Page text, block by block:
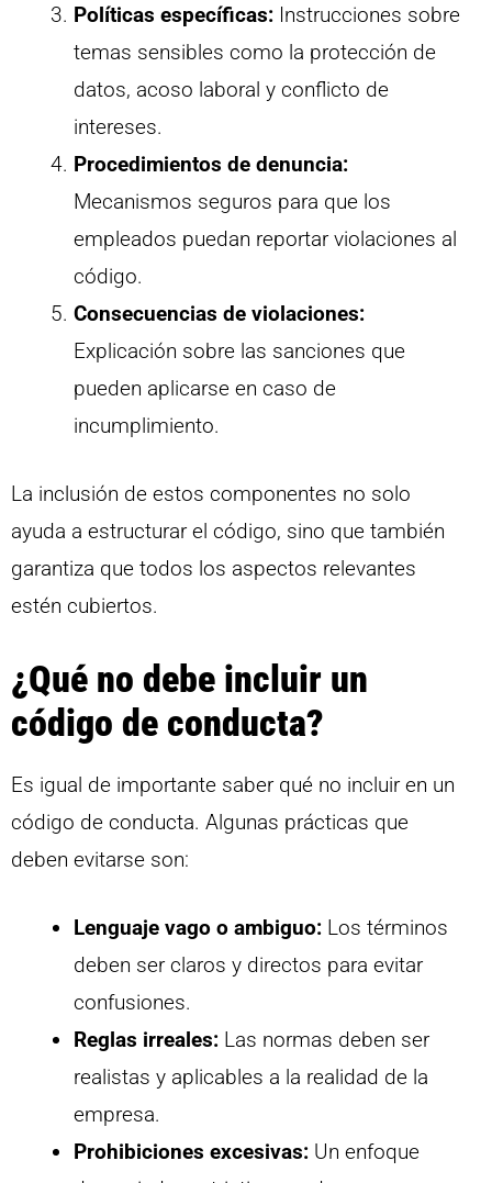
Políticas específicas: Instrucciones sobre
temas sensibles como la protección de
datos, acoso laboral y conflicto de
intereses.
Procedimientos de denuncia:
Mecanismos seguros para que los
empleados puedan reportar violaciones al
código.
Consecuencias de violaciones:
Explicación sobre las sanciones que
pueden aplicarse en caso de
incumplimiento.
La inclusión de estos componentes no solo
ayuda a estructurar el código, sino que también
garantiza que todos los aspectos relevantes
estén cubiertos.
¿Qué no debe incluir un
código de conducta?
Es igual de importante saber qué no incluir en un
código de conducta. Algunas prácticas que
deben evitarse son:
Lenguaje vago o ambiguo: Los términos
deben ser claros y directos para evitar
confusiones.
Reglas irreales: Las normas deben ser
realistas y aplicables a la realidad de la
empresa.
Prohibiciones excesivas: Un enfoque